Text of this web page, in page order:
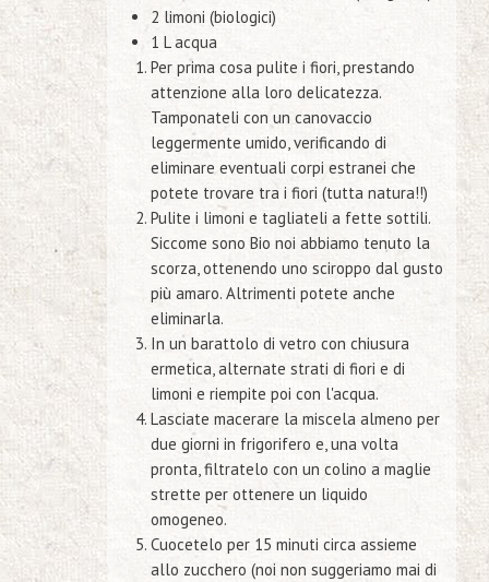
2 limoni (biologici)
1 L acqua
Per prima cosa pulite i fiori, prestando
attenzione alla loro delicatezza.
Tamponateli con un canovaccio
leggermente umido, verificando di
eliminare eventuali corpi estranei che
potete trovare tra i fiori (tutta natura!!)
Pulite i limoni e tagliateli a fette sottili.
Siccome sono Bio noi abbiamo tenuto la
scorza, ottenendo uno sciroppo dal gusto
più amaro. Altrimenti potete anche
eliminarla.
In un barattolo di vetro con chiusura
ermetica, alternate strati di fiori e di
limoni e riempite poi con l'acqua.
Lasciate macerare la miscela almeno per
due giorni in frigorifero e, una volta
pronta, filtratelo con un colino a maglie
strette per ottenere un liquido
omogeneo.
Cuocetelo per 15 minuti circa assieme
allo zucchero (noi non suggeriamo mai di